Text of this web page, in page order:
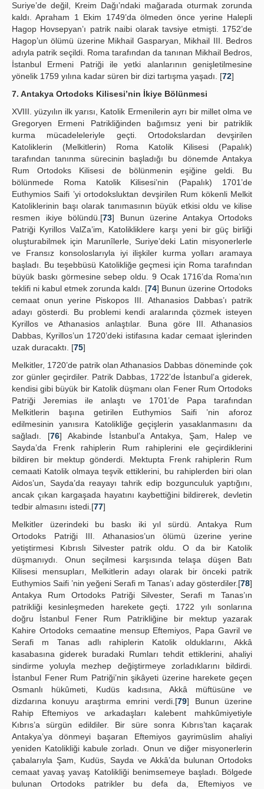
Suriye’de değil, Kreim Dağı’ndaki mağarada oturmak zorunda
kaldı. Apraham 1 Ekim 1749’da ölmeden önce yerine Halepli
Hagop Hovsepyan’ı patrik naibi olarak tavsiye etmişti. 1752’de
Hagop’un ölümü üzerine Mikhail Gasparyan, Mikhail III. Bedros
adıyla patrik seçildi. Roma tarafından da tanınan Mikhail Bedros,
İstanbul Ermeni Patriği ile yetki alanlarının genişletilmesine
yönelik 1759 yılına kadar süren bir dizi tartışma yaşadı. [72]
7. Antakya Ortodoks Kilisesi’nin İkiye Bölünmesi
XVIII. yüzyılın ilk yarısı, Katolik Ermenilerin ayrı bir millet olma ve
Gregoryen Ermeni Patrikliğinden bağımsız yeni bir patriklik
kurma mücadeleleriyle geçti. Ortodokslardan devşirilen
Katoliklerin (Melkitlerin) Roma Katolik Kilisesi (Papalık)
tarafından tanınma sürecinin başladığı bu dönemde Antakya
Rum Ortodoks Kilisesi de bölünmenin eşiğine geldi. Bu
bölünmede Roma Katolik Kilisesi’nin (Papalık) 1701’de
Euthymios Saifi ’yi ortodoksluktan devşirilen Rum kökenli Melkit
Katoliklerinin başı olarak tanımasının büyük etkisi oldu ve kilise
resmen ikiye bölündü.[73] Bunun üzerine Antakya Ortodoks
Patriği Kyrillos ValZa’im, Katolikliklere karşı yeni bir güç birliği
oluşturabilmek için Marunîlerle, Suriye’deki Latin misyonerlerle
ve Fransız konsoloslarıyla iyi ilişkiler kurma yolları aramaya
başladı. Bu teşebbüsü Katolikliğe geçmesi için Roma tarafından
büyük baskı görmesine sebep oldu. 9 Ocak 1716’da Roma’nın
teklifi ni kabul etmek zorunda kaldı. [74] Bunun üzerine Ortodoks
cemaat onun yerine Piskopos III. Athanasios Dabbas’ı patrik
adayı gösterdi. Bu problemi kendi aralarında çözmek isteyen
Kyrillos ve Athanasios anlaştılar. Buna göre III. Athanasios
Dabbas, Kyrillos’un 1720’deki istifasına kadar cemaat işlerinden
uzak duracaktı. [75]
Melkitler, 1720’de patrik olan Athanasios Dabbas döneminde çok
zor günler geçirdiler. Patrik Dabbas, 1722’de İstanbul’a giderek,
kendisi gibi büyük bir Katolik düşmanı olan Fener Rum Ortodoks
Patriği Jeremias ile anlaştı ve 1701’de Papa tarafından
Melkitlerin başına getirilen Euthymios Saifi ’nin aforoz
edilmesinin yanısıra Katolikliğe geçişlerin yasaklanmasını da
sağladı. [76] Akabinde İstanbul’a Antakya, Şam, Halep ve
Sayda’da Frenk rahiplerin Rum rahiplerini ele geçirdiklerini
bildiren bir mektup gönderdi. Mektupta Frenk rahiplerin Rum
cemaati Katolik olmaya teşvik ettiklerini, bu rahiplerden biri olan
Aidos’un, Sayda’da reayayı tahrik edip bozgunculuk yaptığını,
ancak çıkan kargaşada hayatını kaybettiğini bildirerek, devletin
tedbir almasını istedi.[77]
Melkitler üzerindeki bu baskı iki yıl sürdü. Antakya Rum
Ortodoks Patriği III. Athanasios’un ölümü üzerine yerine
yetiştirmesi Kıbrıslı Silvester patrik oldu. O da bir Katolik
düşmanıydı. Onun seçilmesi karşısında telaşa düşen Batı
Kilisesi mensupları, Melkitlerin adayı olarak bir önceki patrik
Euthymios Saifi ’nin yeğeni Serafi m Tanas’ı aday gösterdiler.[78]
Antakya Rum Ortodoks Patriği Silvester, Serafi m Tanas’ın
patrikliği kesinleşmeden harekete geçti. 1722 yılı sonlarına
doğru İstanbul Fener Rum Patrikliğine bir mektup yazarak
Kahire Ortodoks cemaatine mensup Eftemiyos, Papa Gavril ve
Serafi m Tanas adlı rahiplerin Katolik olduklarını, Akkâ
kasabasına giderek buradaki Rumları tehdit ettiklerini, ahaliyi
sindirme yoluyla mezhep değiştirmeye zorladıklarını bildirdi.
İstanbul Fener Rum Patriği’nin şikâyeti üzerine harekete geçen
Osmanlı hükûmeti, Kudüs kadısına, Akkâ müftüsüne ve
dizdarına konuyu araştırma emrini verdi.[79] Bunun üzerine
Rahip Eftemiyos ve arkadaşları kalebent mahkûmiyetiyle
Kıbrıs’a sürgün edildiler. Bir süre sonra Kıbrıs’tan kaçarak
Antakya’ya dönmeyi başaran Eftemiyos gayrimüslim ahaliyi
yeniden Katolikliği kabule zorladı. Onun ve diğer misyonerlerin
çabalarıyla Şam, Kudüs, Sayda ve Akkâ’da bulunan Ortodoks
cemaat yavaş yavaş Katolikliği benimsemeye başladı. Bölgede
bulunan Ortodoks patrikler bu defa da, Eftemiyos ve